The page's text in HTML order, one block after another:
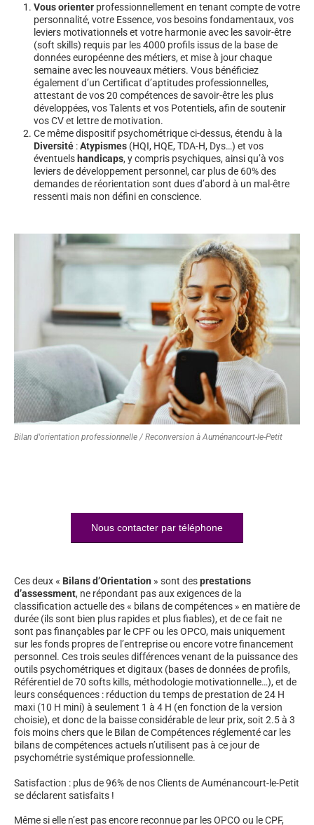
Vous orienter professionnellement en tenant compte de votre
personnalité, votre Essence, vos besoins fondamentaux, vos
leviers motivationnels et votre harmonie avec les savoir-être
(soft skills) requis par les 4000 profils issus de la base de
données européenne des métiers, et mise à jour chaque
semaine avec les nouveaux métiers. Vous bénéficiez
également d’un Certificat d’aptitudes professionnelles,
attestant de vos 20 compétences de savoir-être les plus
développées, vos Talents et vos Potentiels, afin de soutenir
vos CV et lettre de motivation.
Ce même dispositif psychométrique ci-dessus, étendu à la
Diversité :Atypismes (HQI, HQE, TDA-H, Dys…) et vos
éventuels handicaps, y compris psychiques, ainsi qu’à vos
leviers de développement personnel, car plus de 60% des
demandes de réorientation sont dues d’abord à un mal-être
ressenti mais non défini en conscience.
Bilan d'orientation professionnelle / Reconversion à Auménancourt-le-Petit
Nous contacter par téléphone
Ces deux « Bilans d’Orientation » sont desprestations
d’assessment, ne répondant pas aux exigences de la
classification actuelle des « bilans de compétences » en matière de
durée (ils sont bien plus rapides et plus fiables), et de ce fait ne
sont pas finançables par le CPF ou les OPCO, mais uniquement
sur les fonds propres de l’entreprise ou encore votre financement
personnel. Ces trois seules différences venant de la puissance des
outils psychométriques et digitaux (bases de données de profils,
Référentiel de 70 softs kills, méthodologie motivationnelle…), et de
leurs conséquences : réduction du temps de prestation de 24 H
maxi (10 H mini) à seulement 1 à 4 H (en fonction de la version
choisie), et donc de la baisse considérable de leur prix, soit 2.5 à 3
fois moins chers que le Bilan de Compétences réglementé car les
bilans de compétences actuels n’utilisent pas à ce jour de
psychométrie systémique professionnelle.
Satisfaction : plus de 96% de nos Clients de Auménancourt-le-Petit
se déclarent satisfaits !
Même si elle n’est pas encore reconnue par les OPCO ou le CPF,